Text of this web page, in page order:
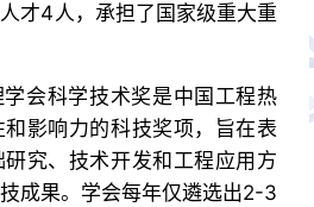
才4人，承担了国家级重大重
会科学技术奖是中国工程热
影响力的科技奖项，旨在表
究、技术开发和工程应用方
成果。学会每年仅遴选出2-3